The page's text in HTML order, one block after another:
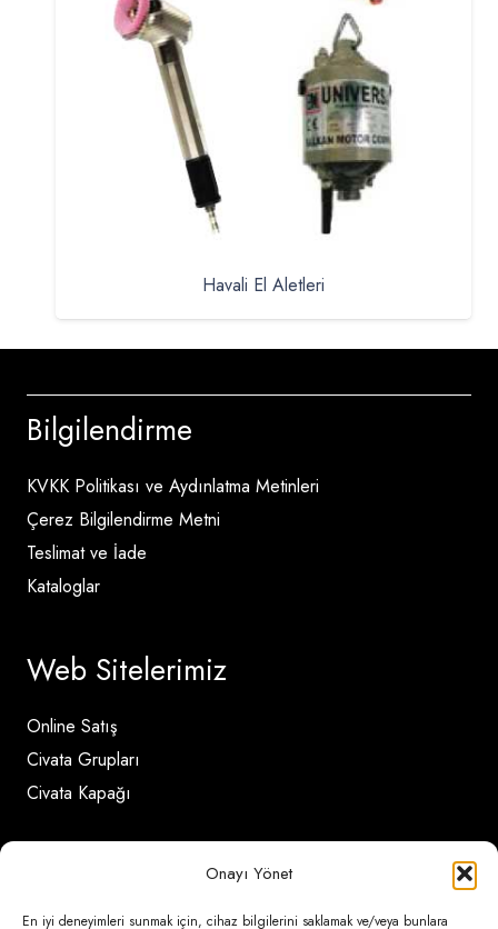
Onayı Yönet
En iyi deneyimleri sunmak için, cihaz bilgilerini saklamak ve/veya bunlara
Havali El Aletleri
Bilgilendirme
KVKK Politikası ve Aydınlatma Metinleri
Çerez Bilgilendirme Metni
Teslimat ve İade
Kataloglar
Web Sitelerimiz
Online Satış
Civata Grupları
Civata Kapağı
İletişim Detayları